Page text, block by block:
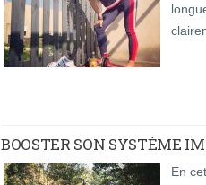
BOOSTER SON SYSTÈME
En